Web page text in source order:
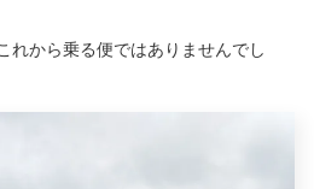
れから乗る便ではありませんでし